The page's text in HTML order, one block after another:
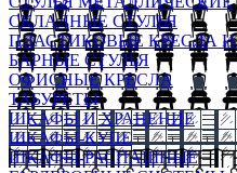
СКЛАДНЫЕ СТУЛЬЯ
ПЛАСТИКОВЫЕ КРЕСЛА И
БАРНЫЕ СТУЛЬЯ
ОФИСНЫЕ КРЕСЛА
ТАБУРЕТЫ
ШКАФЫ И ХРАНЕНИЕ
ШКАФЫ-КУПЕ
ШКАФЫ-РАСПАШНЫЕ